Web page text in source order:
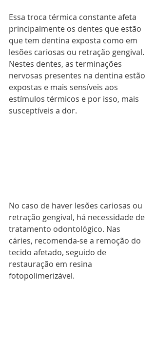
Essa troca térmica constante afeta
principalmente os dentes que estão
que tem dentina exposta como em
lesões cariosas ou retração gengival.
Nestes dentes, as terminações
nervosas presentes na dentina estão
expostas e mais sensíveis aos
estímulos térmicos e por isso, mais
susceptíveis a dor.
No caso de haver lesões cariosas ou
retração gengival, há necessidade de
tratamento odontológico. Nas
cáries, recomenda-se a remoção do
tecido afetado, seguido de
restauração em resina
fotopolimerizável.